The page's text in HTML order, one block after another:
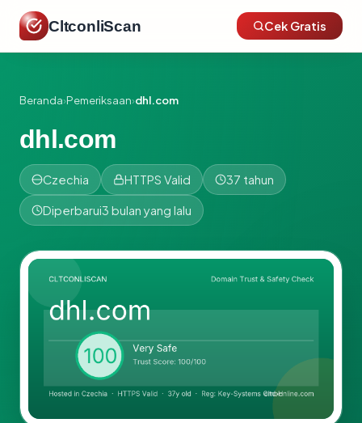
CltconliScan Cek Gratis
Beranda›Pemeriksaan›dhl.com
dhl.com
Czechia HTTPS Valid 37 tahun
Diperbarui3 bulan yang lalu